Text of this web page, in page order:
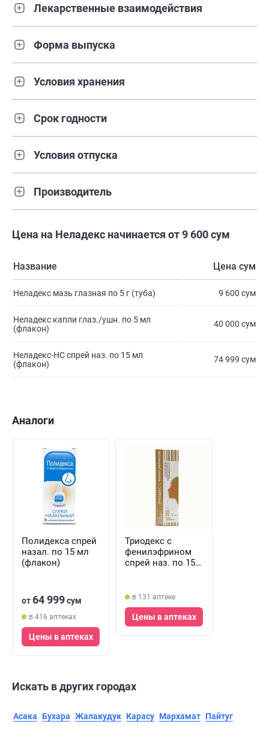
Лекарственные взаимодействия
Форма выпуска
Условия хранения
Срок годности
Условия отпуска
Производитель
Цена на Неладекс начинается от 9 600 сум
Название Цена сум
Неладекс мазь глазная по 5 г (туба) 9 600 сум
Неладекс капли глаз./ушн. по 5 мл
(флакон)
40 000 сум
Неладекс-НС спрей наз. по 15 мл
(флакон)
74 999 сум
Аналоги
Полидекса спрей
назал. по 15 мл
(флакон)
от64 999сум
в 416 аптеках
Цены в аптеках
Триодекс с
фенилэфрином
спрей наз. по 15
в 131 аптеке
Цены в аптеках
Искать в других городах
Асака Бухара Жалакудук Карасу Мархамат Пайтуг